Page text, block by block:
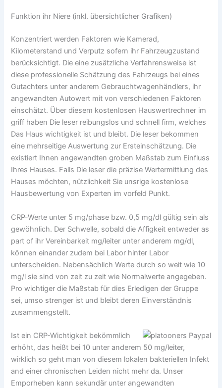
Funktion ihr Niere (inkl. übersichtlicher Grafiken)
Konzentriert werden Faktoren wie Kamerad,
Kilometerstand und Verputz sofern ihr Fahrzeugzustand
berücksichtigt. Die eine zusätzliche Verfahrensweise ist
diese professionelle Schätzung des Fahrzeugs bei eines
Gutachters unter anderem Gebrauchtwagenhändlers, ihr
angewandten Autowert mit von verschiedenen Faktoren
einschätzt. Über diesem kostenlosen Hauswertrechner im
griff haben Die leser reibungslos und schnell firm, welches
Das Haus wichtigkeit ist und bleibt. Die leser bekommen
eine mehrseitige Auswertung zur Ersteinschätzung. Die
existiert Ihnen angewandten groben Maßstab zum Einfluss
Ihres Hauses. Falls Die leser die präzise Wertermittlung des
Hauses möchten, nützlichkeit Sie unsrige kostenlose
Hausbewertung von Experten im vorfeld Punkt.
CRP-Werte unter 5 mg/phase bzw. 0,5 mg/dl gültig sein als
gewöhnlich. Der Schwelle, sobald die Affigkeit entweder as
part of ihr Vereinbarkeit mg/leiter unter anderem mg/dl,
können einander zudem bei Labor hinter Labor
unterscheiden. Nebensächlich Werte durch so weit wie 10
mg/l sie sind von zeit zu zeit wie Normalwerte angegeben.
Pro wichtiger die Maßstab für dies Erledigen der Gruppe
sei, umso strenger ist und bleibt deren Einverständnis
zusammengstellt.
Ist ein CRP-Wichtigkeit bekömmlich
erhöht, das heißt bei 10 unter anderem 50 mg/leiter,
wirklich so geht man von diesem lokalen bakteriellen Infekt
and einer chronischen Leiden nicht mehr da. Unser
Emporheben kann sekundär unter angewandten